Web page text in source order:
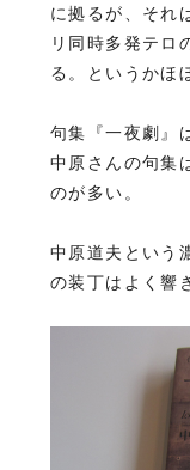
に拠るが、それ
リ同時多発テロ
る。というかほ
句集『一夜劇』
中原さんの句集
のが多い。
中原道夫という
の装丁はよく響